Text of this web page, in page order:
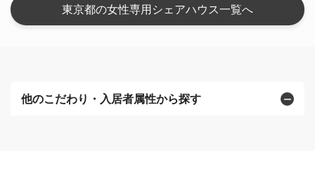
東京都の女性専用シェアハウス一覧へ
他のこだわり・入居者属性から探す